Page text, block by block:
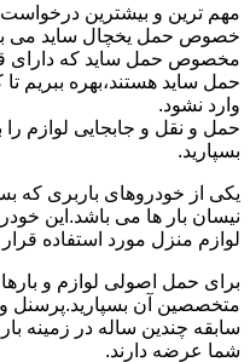
مهم ترین و بیشترین
خصوص حمل یخچال ساید می
مخصوص حمل ساید که دارای
حمل ساید هستند،بهره ببریم
وارد نشود.
حمل و نقل و جابجایی لوازم را
بسپارید.
یکی از خودروهای باربری که
نیسان بار ها می باشد.این
لوازم منزل مورد استفاده
برای حمل اصولی لوازم و بارها
متخصصین آن بسپارید.پرسنل
سابقه چندین ساله در زمینه
شما عرضه دارند.